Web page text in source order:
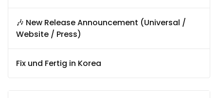
🎶 New Release Announcement (Universal /
Website / Press)
Fix und Fertig in Korea